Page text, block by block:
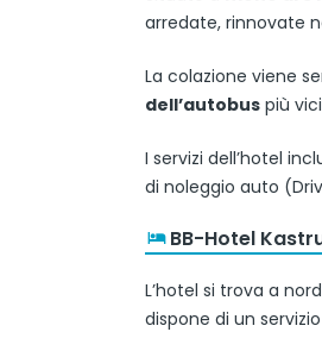
arredate, rinnovate
La colazione viene
dell’autobus più
I servizi dell’hotel
di noleggio auto
BB-Hotel
L’hotel si trova a
dispone di un